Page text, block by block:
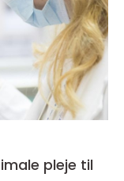
pleje til